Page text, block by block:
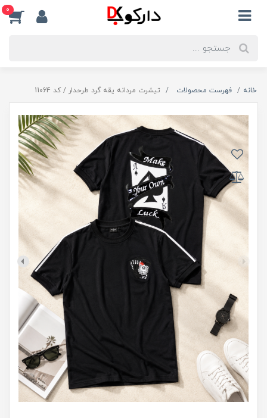
0
خانه فهرست محصولات تیشرت مردانه یقه گرد طرحدار / کد 11064